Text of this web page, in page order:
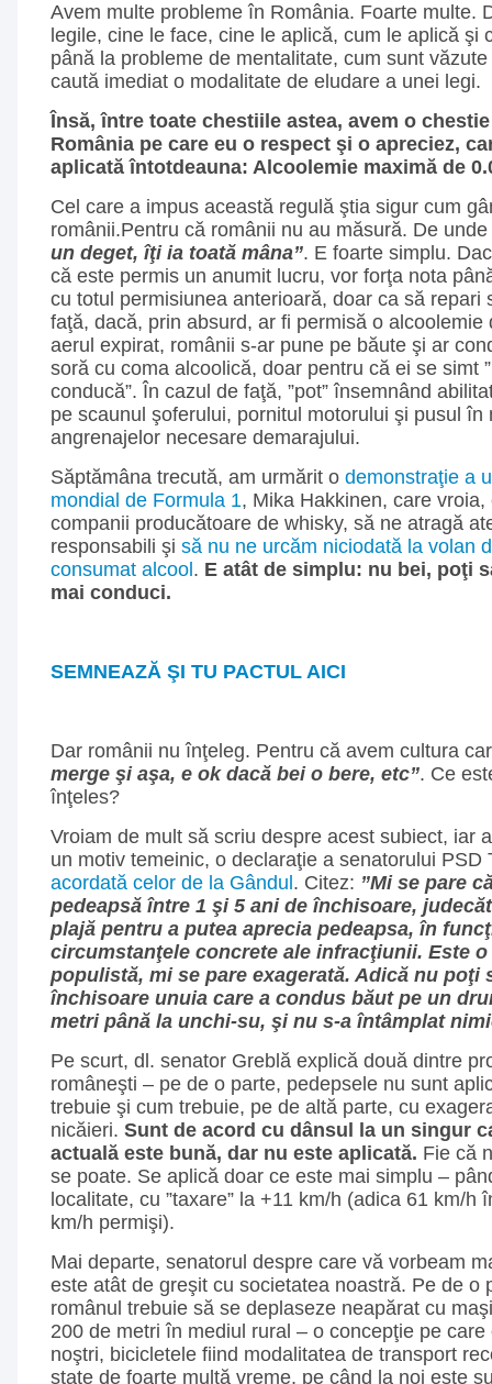
Avem multe probleme în România. Foarte multe.
legile, cine le face, cine le aplică, cum le aplică şi
până la probleme de mentalitate, cum sunt
caută imediat o modalitate de eludare a unei legi.
Însă, între toate chestiile astea, avem o
România pe care eu o respect şi o apreciez,
aplicată întotdeauna: Alcoolemie maximă de
Cel care a impus această regulă ştia sigur cum
românii.Pentru că românii nu au măsură. De
un deget, îţi ia toată mâna”. E foarte simplu.
că este permis un anumit lucru, vor forţa nota
cu totul permisiunea anterioară, doar ca să repari
faţă, dacă, prin absurd, ar fi permisă o alcoolemie
aerul expirat, românii s-ar pune pe băute şi ar
soră cu coma alcoolică, doar pentru că ei se simt
conducă”. În cazul de faţă, ”pot” însemnând
pe scaunul şoferului, pornitul motorului şi pusul în
angrenajelor necesare demarajului.
Săptămâna trecută, am urmărit o demonstraţie a
mondial de Formula 1, Mika Hakkinen, care
companii producătoare de whisky, să ne atragă
responsabili şi să nu ne urcăm niciodată la volan
consumat alcool . E atât de simplu: nu bei, poţi
mai conduci.
SEMNEAZĂ ŞI TU PACTUL AICI
Dar românii nu înţeleg. Pentru că avem cultura
merge şi aşa, e ok dacă bei o bere, etc”. Ce
înţeles?
Vroiam de mult să scriu despre acest subiect, iar
un motiv temeinic, o declaraţie a senatorului PSD
acordată celor de la Gândul . Citez: ”Mi se pare
pedeapsă între 1 şi 5 ani de închisoare,
plajă pentru a putea aprecia pedeapsa, în
circumstanţele concrete ale infracţiunii. Este
populistă, mi se pare exagerată. Adică nu poţi
închisoare unuia care a condus băut pe un
metri până la unchi-su, şi nu s-a întâmplat
Pe scurt, dl. senator Greblă explică două dintre
româneşti – pe de o parte, pedepsele nu sunt
trebuie şi cum trebuie, pe de altă parte, cu
nicăieri. Sunt de acord cu dânsul la un singur
actuală este bună, dar nu este aplicată. Fie că
se poate. Se aplică doar ce este mai simplu –
localitate, cu ”taxare” la +11 km/h (adica 61 km/h
km/h permişi).
Mai departe, senatorul despre care vă vorbeam
este atât de greşit cu societatea noastră. Pe de o
românul trebuie să se deplaseze neapărat cu
200 de metri în mediul rural – o concepţie pe
noştri, bicicletele fiind modalitatea de transport
state de foarte multă vreme, pe când la noi este